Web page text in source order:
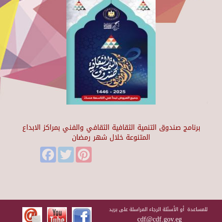
برنامج صندوق التنمية الثقافية الثقافي والفني بمراكز الابداع
المتنوعة خلال شهر رمضان
FacebookTwitter
للمساعدة أو الأسئلة الرجاء المراسلة على بريد